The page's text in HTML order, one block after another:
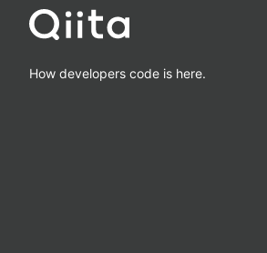
How developers code is here.